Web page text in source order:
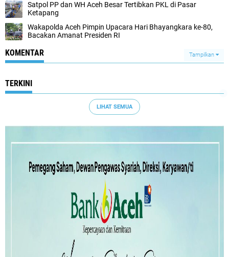
Satpol PP dan WH Aceh Besar Tertibkan PKL di Pasar
Ketapang
Wakapolda Aceh Pimpin Upacara Hari Bhayangkara ke-80,
Bacakan Amanat Presiden RI
KOMENTAR Tampilkan
TERKINI
LIHAT SEMUA